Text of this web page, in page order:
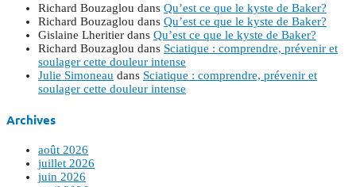
Richard Bouzaglou dans Qu’est ce que le kyste de Baker?
Richard Bouzaglou dans Qu’est ce que le kyste de Baker?
Gislaine Lheritier dans Qu’est ce que le kyste de Baker?
Richard Bouzaglou dans Sciatique : comprendre, prévenir et
soulager cette douleur intense
Julie Simoneau dans Sciatique : comprendre, prévenir et
soulager cette douleur intense
Archives
août 2026
juillet 2026
juin 2026